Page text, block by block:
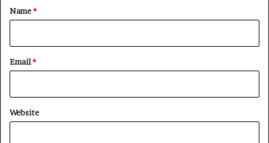
*
Name*
Email*
Website